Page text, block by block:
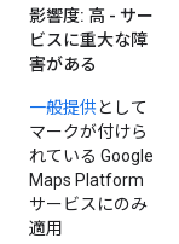
影響度: 高 - サー
ビスに重大な障
害がある
一般提供として
マークが付けら
れている Google
Maps Platform
サービスにのみ
適用